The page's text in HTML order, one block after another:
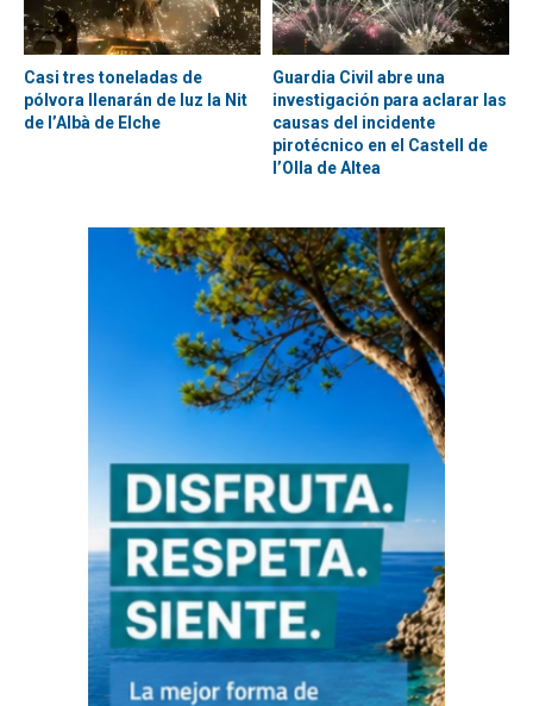
Casi tres toneladas de
pólvora llenarán de luz la Nit
de l’Albà de Elche
Guardia Civil abre una
investigación para aclarar las
causas del incidente
pirotécnico en el Castell de
l’Olla de Altea